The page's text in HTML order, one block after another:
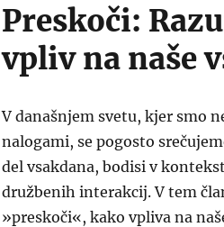
Preskoči:
vpliv na naše
V današnjem svetu, kjer smo
nalogami, se pogosto
del vsakdana, bodisi v
družbenih interakcij. V tem
»preskoči«, kako vpliva na